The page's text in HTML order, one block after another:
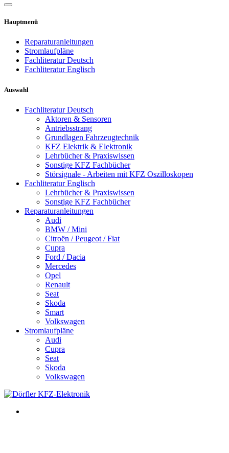
Hauptmenü
Reparaturanleitungen
Stromlaufpläne
Fachliteratur Deutsch
Fachliteratur Englisch
Auswahl
Fachliteratur Deutsch
Aktoren & Sensoren
Antriebsstrang
Grundlagen Fahrzeugtechnik
KFZ Elektrik & Elektronik
Lehrbücher & Praxiswissen
Sonstige KFZ Fachbücher
Störsignale - Arbeiten mit KFZ Oszilloskopen
Fachliteratur Englisch
Lehrbücher & Praxiswissen
Sonstige KFZ Fachbücher
Reparaturanleitungen
Audi
BMW / Mini
Citroën / Peugeot / Fiat
Cupra
Ford / Dacia
Mercedes
Opel
Renault
Seat
Skoda
Smart
Volkswagen
Stromlaufpläne
Audi
Cupra
Seat
Skoda
Volkswagen